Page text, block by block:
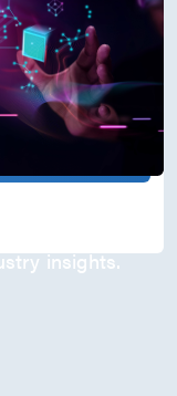
insights.